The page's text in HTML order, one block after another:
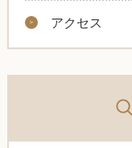
アクセス